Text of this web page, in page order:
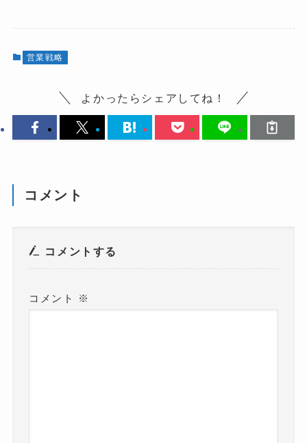
営業戦略
よかったらシェアしてね！
コメント
コメントする
コメント ※